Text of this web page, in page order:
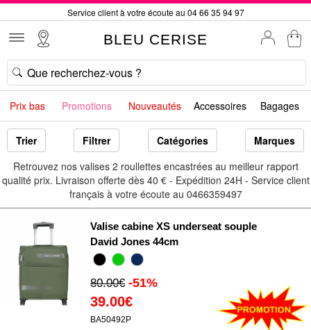
Service client à votre écoute au 04 66 35 94 97
Commande avant 12h expédiée le jour même, du lundi au vendredi
Bon shopping chez BLEU CERISE !
Jusqu'à -75% sur le site du 29/07 au 27/08
Samsonite, Delsey, American Tourister, Little Marcel à Prix Bas
Livraison offerte* dès 40€ d'achat !
BLEU CERISE
Prix bas Promotions Nouveautés Accessoires Bagages
Trier Filtrer Catégories
Marques
Retrouvez nos valises 2 roullettes encastrées au meilleur rapport
qualité prix. Livraison offerte dès 40 € - Expédition 24H - Service client
français à votre écoute au 0466359497
Valise cabine XS underseat souple
David Jones 44cm
80.00€ -51%
39.00€
BA50492P